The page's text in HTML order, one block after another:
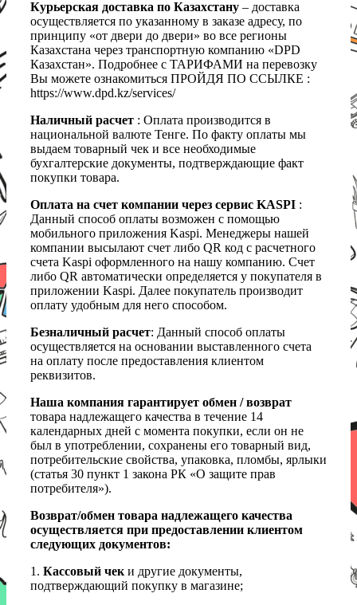
Курьерская доставка по Казахстану – доставка
осуществляется по указанному в заказе адресу, по
принципу «от двери до двери» во все регионы
Казахстана через транспортную компанию «DPD
Казахстан». Подробнее с ТАРИФАМИ на перевозку
Вы можете ознакомиться ПРОЙДЯ ПО ССЫЛКЕ :
https://www.dpd.kz/services/
Наличный расчет : Оплата производится в
национальной валюте Тенге. По факту оплаты мы
выдаем товарный чек и все необходимые
бухгалтерские документы, подтверждающие факт
покупки товара.
Оплата на счет компании через сервис KASPI :
Данный способ оплаты возможен с помощью
мобильного приложения Kaspi. Менеджеры нашей
компании высылают счет либо QR код с расчетного
счета Kaspi оформленного на нашу компанию. Счет
либо QR автоматически определяется у покупателя в
приложении Kaspi. Далее покупатель производит
оплату удобным для него способом.
Безналичный расчет: Данный способ оплаты
осуществляется на основании выставленного счета
на оплату после предоставления клиентом
реквизитов.
Наша компания гарантирует обмен / возврат
товара надлежащего качества в течение 14
календарных дней с момента покупки, если он не
был в употреблении, сохранены его товарный вид,
потребительские свойства, упаковка, пломбы, ярлыки
(статья 30 пункт 1 закона РК «О защите прав
потребителя»).
Возврат/обмен товара надлежащего качества
осуществляется при предоставлении клиентом
следующих документов:
1. Кассовый чеки другие документы,
подтверждающий покупку в магазине;